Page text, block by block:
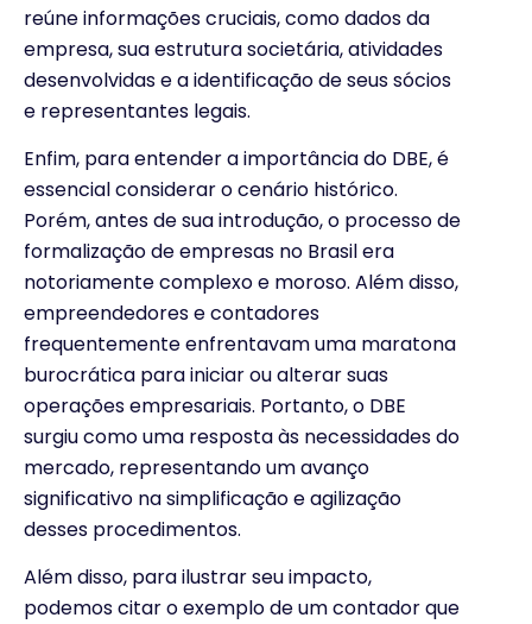
reúne informações cruciais, como dados da
empresa, sua estrutura societária, atividades
desenvolvidas e a identificação de seus sócios
e representantes legais.
Enfim, para entender a importância do DBE, é
essencial considerar o cenário histórico.
Porém, antes de sua introdução, o processo de
formalização de empresas no Brasil era
notoriamente complexo e moroso. Além disso,
empreendedores e contadores
frequentemente enfrentavam uma maratona
burocrática para iniciar ou alterar suas
operações empresariais. Portanto, o DBE
surgiu como uma resposta às necessidades do
mercado, representando um avanço
significativo na simplificação e agilização
desses procedimentos.
Além disso, para ilustrar seu impacto,
podemos citar o exemplo de um contador que